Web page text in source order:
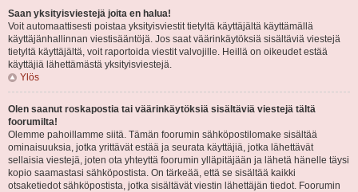
Saan yksityisviestejä joita en halua!
Voit automaattisesti poistaa yksityisviestit tietyltä käyttäjältä käyttämällä
käyttäjänhallinnan viestisääntöjä. Jos saat väärinkäytöksiä sisältäviä viestejä
tietyltä käyttäjältä, voit raportoida viestit valvojille. Heillä on oikeudet estää
käyttäjiä lähettämästä yksityisviestejä.
Ylös
Olen saanut roskapostia tai väärinkäytöksiä sisältäviä viestejä tältä
foorumilta!
Olemme pahoillamme siitä. Tämän foorumin sähköpostilomake sisältää
ominaisuuksia, jotka yrittävät estää ja seurata käyttäjiä, jotka lähettävät
sellaisia viestejä, joten ota yhteyttä foorumin ylläpitäjään ja lähetä hänelle täysi
kopio saamastasi sähköpostista. On tärkeää, että se sisältää kaikki
otsaketiedot sähköpostista, jotka sisältävät viestin lähettäjän tiedot. Foorumin